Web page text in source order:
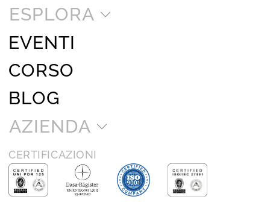
ESPLORA
EVENTI
CORSO
BLOG
AZIENDA
CERTIFICAZIONI